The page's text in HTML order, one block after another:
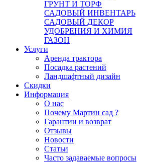
ГРУНТ И ТОРФ
САДОВЫЙ ИНВЕНТАРЬ
САДОВЫЙ ДЕКОР
УДОБРЕНИЯ И ХИМИЯ
ГАЗОН
Услуги
Аренда трактора
Посадка растений
Ландшафтный дизайн
Скидки
Информация
О нас
Почему Мартин сад ?
Гарантии и возврат
Отзывы
Новости
Статьи
Часто задаваемые вопросы